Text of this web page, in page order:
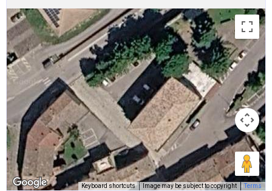
Keyboard shortcuts Image may be subject to copyright Terms